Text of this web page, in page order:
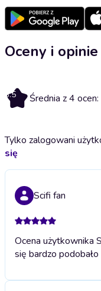
Oceny i opinie
3.5 Średnia z 4
Tylko zalogowani
się
Scifi fan
Ocena użytkownika
się bardzo